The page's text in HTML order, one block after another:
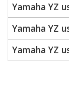
Yamaha YZ
Yamaha YZ
Yamaha YZ